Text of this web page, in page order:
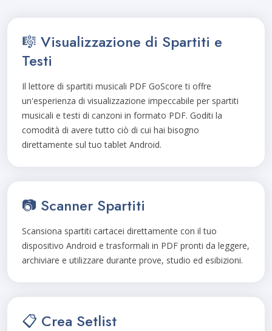
🎼 Visualizzazione di Spartiti e
Testi
Il lettore di spartiti musicali PDF GoScore ti offre
un'esperienza di visualizzazione impeccabile per spartiti
musicali e testi di canzoni in formato PDF. Goditi la
comodità di avere tutto ciò di cui hai bisogno
direttamente sul tuo tablet Android.
📷 Scanner Spartiti
Scansiona spartiti cartacei direttamente con il tuo
dispositivo Android e trasformali in PDF pronti da leggere,
archiviare e utilizzare durante prove, studio ed esibizioni.
📋 Crea Setlist